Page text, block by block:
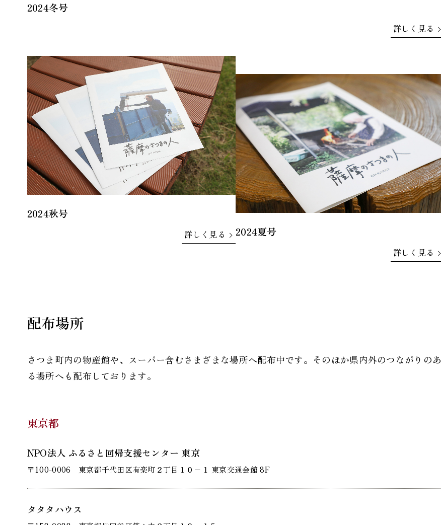
2024冬号
詳しく見る
2024秋号
詳しく見る 2024夏号
詳しく見る
配布場所
さつま町内の物産館や、スーパー含むさまざまな場所へ配布中です。そのほか県内外のつながりのあ
る場所へも配布しております。
東京都
NPO法人 ふるさと回帰支援センター 東京
〒100-0006 東京都千代田区有楽町２丁目１０−１ 東京交通会館 8F
タタタハウス